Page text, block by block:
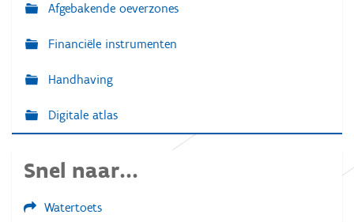
Afgebakende oeverzones
Financiële instrumenten
Handhaving
Digitale atlas
Snel naar...
Watertoets